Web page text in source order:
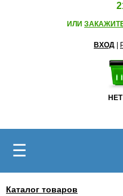
ИЛИ
ВХОД
☰
Каталог товаров